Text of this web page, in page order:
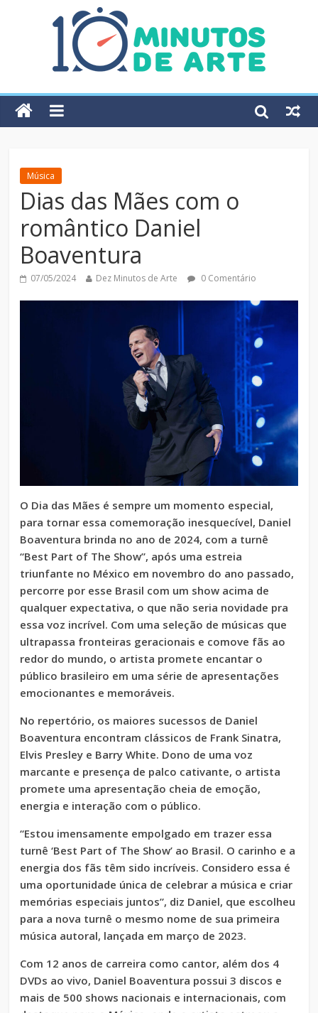
Música
Dias das Mães com o
romântico Daniel
Boaventura
07/05/2024 Dez Minutos de Arte 0 Comentário
O Dia das Mães é sempre um momento especial,
para tornar essa comemoração inesquecível, Daniel
Boaventura brinda no ano de 2024, com a turnê
“Best Part of The Show”, após uma estreia
triunfante no México em novembro do ano passado,
percorre por esse Brasil com um show acima de
qualquer expectativa, o que não seria novidade pra
essa voz incrível. Com uma seleção de músicas que
ultrapassa fronteiras geracionais e comove fãs ao
redor do mundo, o artista promete encantar o
público brasileiro em uma série de apresentações
emocionantes e memoráveis.
No repertório, os maiores sucessos de Daniel
Boaventura encontram clássicos de Frank Sinatra,
Elvis Presley e Barry White. Dono de uma voz
marcante e presença de palco cativante, o artista
promete uma apresentação cheia de emoção,
energia e interação com o público.
“Estou imensamente empolgado em trazer essa
turnê ‘Best Part of The Show’ ao Brasil. O carinho e a
energia dos fãs têm sido incríveis. Considero essa é
uma oportunidade única de celebrar a música e criar
memórias especiais juntos”, diz Daniel, que escolheu
para a nova turnê o mesmo nome de sua primeira
música autoral, lançada em março de 2023.
Com 12 anos de carreira como cantor, além dos 4
DVDs ao vivo, Daniel Boaventura possui 3 discos e
mais de 500 shows nacionais e internacionais, com